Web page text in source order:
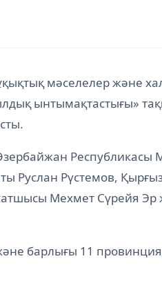
мәселелер және
ынтымақтастығы»
Республикасы
Руслан Рүстемов,
Мехмет Сүрейя Эр
барлығы 11